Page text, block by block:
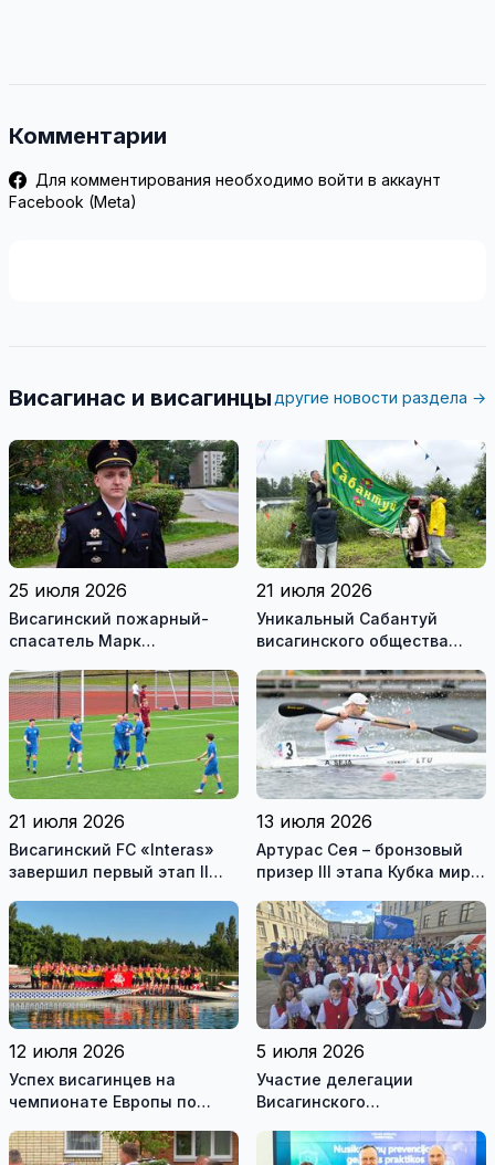
Комментарии
Для комментирования необходимо войти в аккаунт
Facebook (Meta)
Висагинас и висагинцы другие новости раздела →
25 июля 2026
Висагинский пожарный-
спасатель Марк
медалью “Герой
Венесуэлы”
21 июля 2026
Уникальный Сабантуй
висагинского общества
нематериального
культурного наследия
Литвы
21 июля 2026
Висагинский FC «Interas»
завершил первый этап II
хорошим результатом
13 июля 2026
Артурас Сея – бронзовый
призер III этапа Кубка мира
12 июля 2026
Успех висагинцев на
чемпионате Европы по
5 июля 2026
Участие делегации
Висагинского
Праздника песни